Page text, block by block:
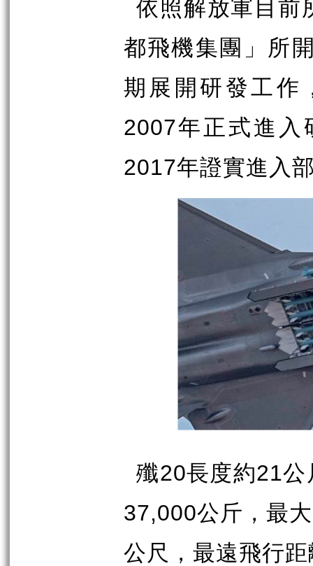
依照解放軍目前
都飛機集團」所
期展開研發工作
2007年正式進入
2017年證實進入
殲20長度約21公
37,000公斤，最
公尺，最遠飛行